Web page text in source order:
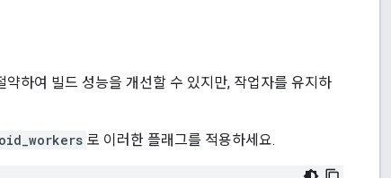
하여 빌드 성능을 개선할 수 있지만, 작업자를 유지하
로 이러한 플래그를 적용하세요.